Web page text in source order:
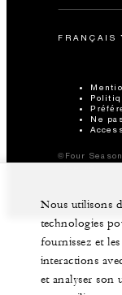
Ne
©Four
Nous utilisons
technologies
fournissez et
interactions
et analyser son